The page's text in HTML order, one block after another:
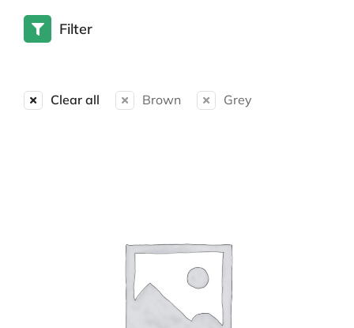
Filter
Clear all Brown Grey